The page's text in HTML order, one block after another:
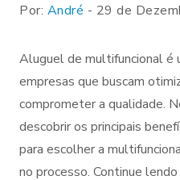
Por: André - 29 de
Aluguel de multifuncional é
empresas que buscam
comprometer a qualidade.
descobrir os principais
para escolher a
no processo. Continue